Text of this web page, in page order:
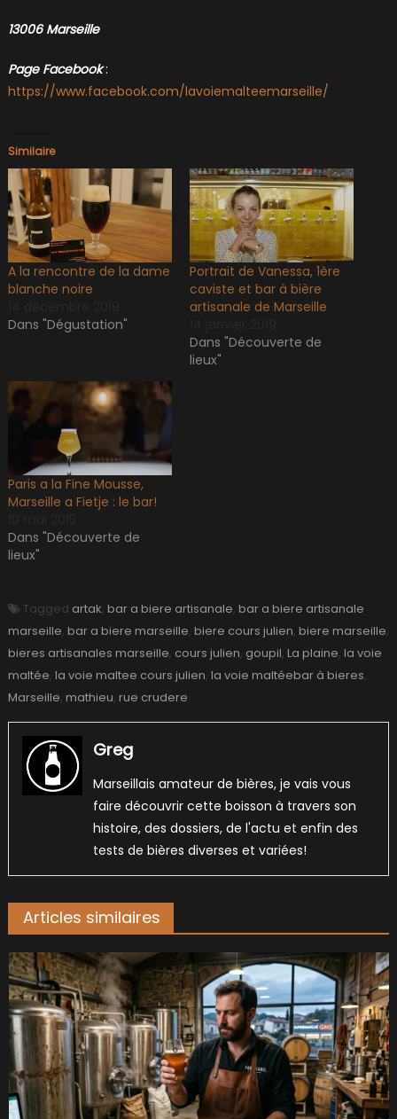
13006 Marseille
Page Facebook :
https://www.facebook.com/lavoiemalteemarseille/
Similaire
A la rencontre de la dame
blanche noire
Dans "Dégustation"
Portrait de Vanessa, 1ère
caviste et bar à bière
artisanale de Marseille
Dans "Découverte de
lieux"
Paris a la Fine Mousse,
Marseille a Fietje : le bar!
Dans "Découverte de
lieux"
Tagged artak, bar a biere artisanale, bar a biere artisanale
marseille, bar a biere marseille, biere cours julien, biere marseille,
bieres artisanales marseille, cours julien, goupil, La plaine, la voie
maltée, la voie maltee cours julien, la voie maltéebar à bieres,
Marseille, mathieu, rue crudere
Greg
Marseillais amateur de bières, je vais vous
faire découvrir cette boisson à travers son
histoire, des dossiers, de l'actu et enfin des
tests de bières diverses et variées!
Articles similaires